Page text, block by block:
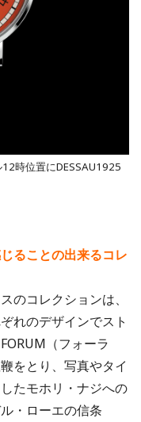
時位置にDESSAU1925
ることの出来るコレ
のコレクションは、
れのデザインでスト
（フォーラ
をとり、写真やタイ
たモホリ・ナジへの
・ローエの信条